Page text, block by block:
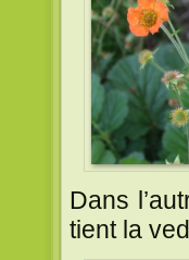
Dans
tient la